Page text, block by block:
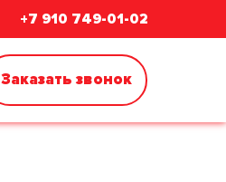
+7 910 749-01-02
Заказать звонок